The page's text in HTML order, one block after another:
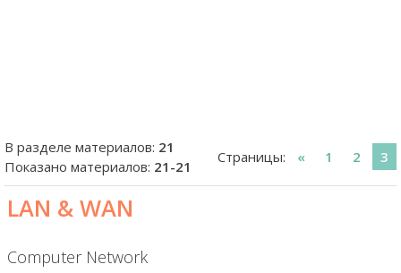
В разделе материалов: 21
Показано материалов: 21-21
Страницы: « 1 2 3
LAN & WAN
Computer Network